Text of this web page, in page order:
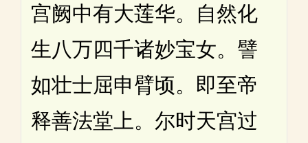
宫阙中有大莲华。自然化
生八万四千诸妙宝女。譬
如壮士屈申臂顷。即至帝
释善法堂上。尔时天宫过